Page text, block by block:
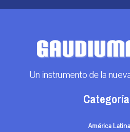
Un instrumento de la
América Latina